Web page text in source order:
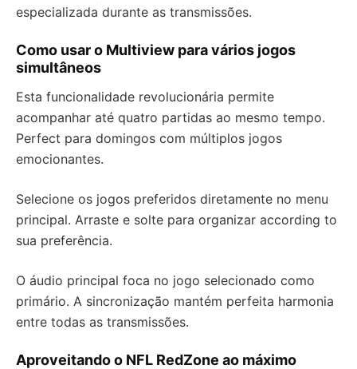
especializada durante as transmissões.
Como usar o Multiview para vários jogos
simultâneos
Esta funcionalidade revolucionária permite
acompanhar até quatro partidas ao mesmo tempo.
Perfect para domingos com múltiplos jogos
emocionantes.
Selecione os jogos preferidos diretamente no menu
principal. Arraste e solte para organizar according to
sua preferência.
O áudio principal foca no jogo selecionado como
primário. A sincronização mantém perfeita harmonia
entre todas as transmissões.
Aproveitando o NFL RedZone ao máximo